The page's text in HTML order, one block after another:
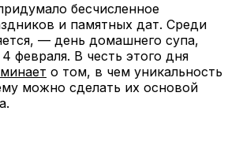
бесчисленное
и памятных дат. Среди
— день домашнего супа,
февраля. В честь этого дня
о том, в чем уникальность
можно сделать их основой